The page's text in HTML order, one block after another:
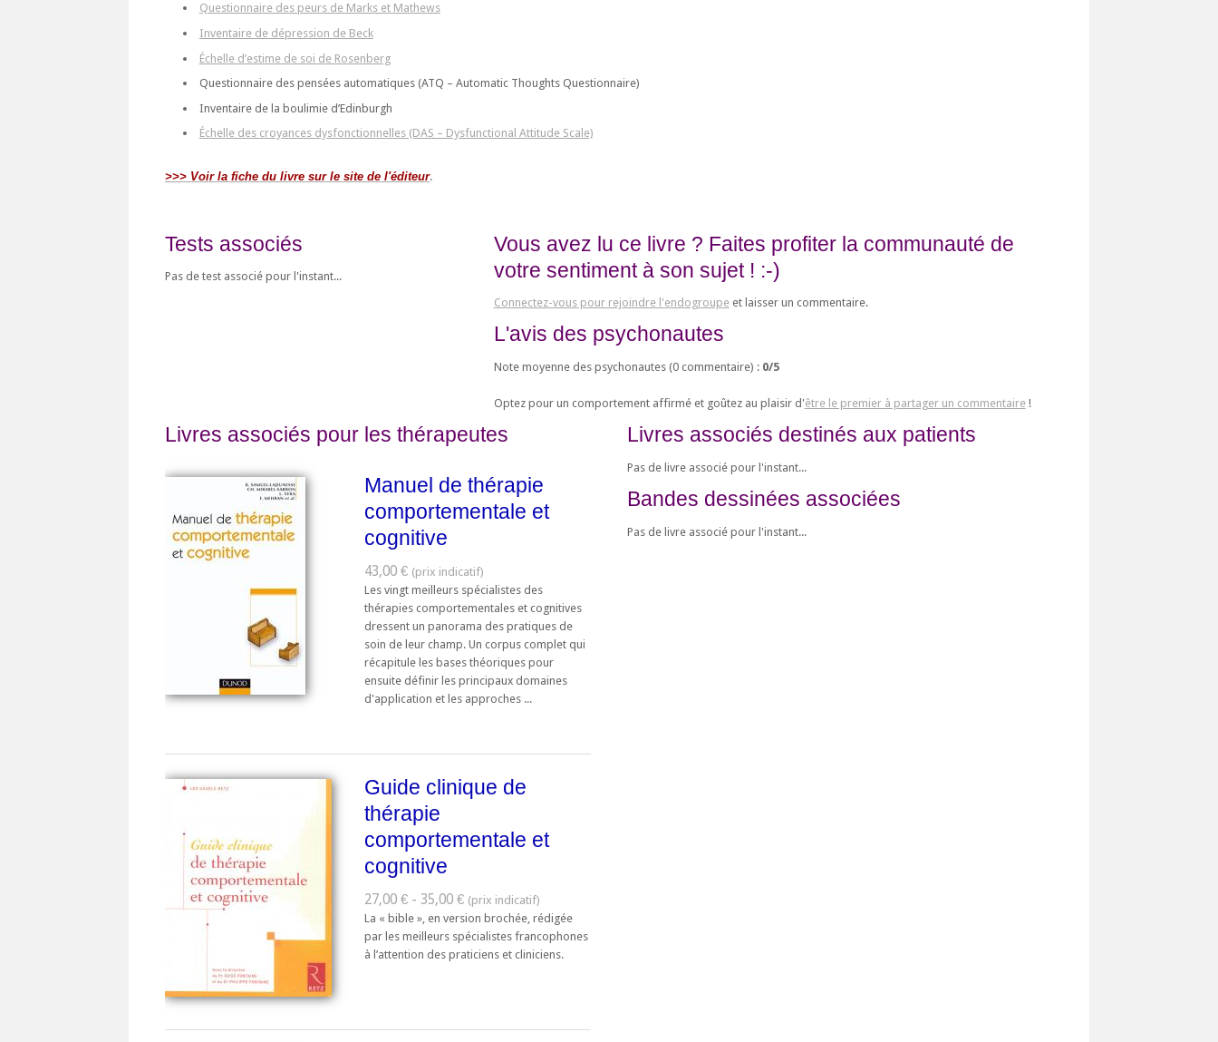
Questionnaire des peurs de Marks et Mathews
Inventaire de dépression de Beck
Échelle d’estime de soi de Rosenberg
Questionnaire des pensées automatiques (ATQ – Automatic Thoughts Questionnaire)
Inventaire de la boulimie d’Edinburgh
Échelle des croyances dysfonctionnelles (DAS – Dysfunctional Attitude Scale)
>>> Voir la fiche du livre sur le site de l'éditeur.
Tests associés
Pas de test associé pour l'instant...
Vous avez lu ce livre ? Faites profiter la communauté de
votre sentiment à son sujet ! :-)
Connectez-vous pour rejoindre l'endogroupeet laisser un commentaire.
L'avis des psychonautes
Note moyenne des psychonautes (0commentaire) : 0/5
Optez pour un comportement affirmé et goûtez au plaisir d'être le premier à partager un commentaire!
Livres associés pour les thérapeutes
Manuel de thérapie
comportementale et
cognitive
43,00 €
Les vingt meilleurs spécialistes des
thérapies comportementales et cognitives
dressent un panorama des pratiques de
soin de leur champ. Un corpus complet qui
récapitule les bases théoriques pour
ensuite définir les principaux domaines
d'application et les approches ...
Guide clinique de
thérapie
comportementale et
cognitive
27,00 € - 35,00 €
La « bible », en version brochée, rédigée
par les meilleurs spécialistes francophones
à l’attention des praticiens et cliniciens.
Livres associés destinés aux patients
Pas de livre associé pour l'instant...
Bandes dessinées associées
Pas de livre associé pour l'instant...